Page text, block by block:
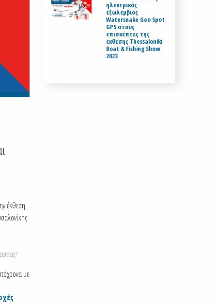
έκθεση
με
ηλεκτρικός
εξωλέμβιος
Watersnake Geo Spot
GPS στους
επισκέπτες της
έκθεσης Thessaloniki
Boat & Fishing Show
2023